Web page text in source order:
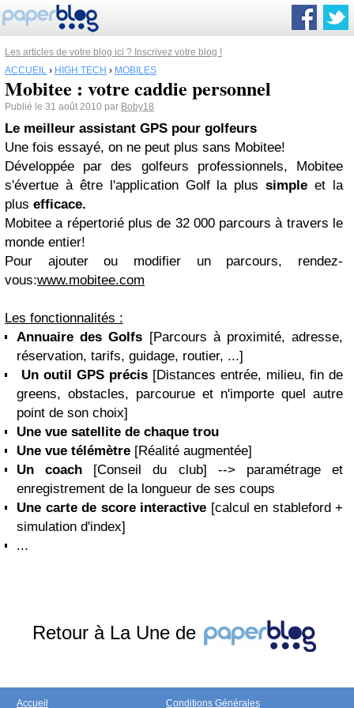
Les articles de votre blog ici ? Inscrivez votre blog !
ACCUEIL › HIGH TECH › MOBILES
Mobitee : votre caddie personnel
Publié le 31 août 2010 par Boby18
Le meilleur assistant GPS pour golfeurs
Une fois essayé, on ne peut plus sans Mobitee!
Développée par des golfeurs professionnels, Mobitee
s'évertue à être l'application Golf la plus simpleet la
plus efficace.
Mobitee a répertorié plus de 32 000 parcours à travers le
monde entier!
Pour ajouter ou modifier un parcours, rendez-
vous:www.mobitee.com
Les fonctionnalités :
Annuaire des Golfs [Parcours à proximité, adresse,
réservation, tarifs, guidage, routier, ...]
Un outil GPS précis [Distances entrée, milieu, fin de
greens, obstacles, parcourue et n'importe quel autre
point de son choix]
Une vue satellite de chaque trou
Une vue télémètre [Réalité augmentée]
Un coach [Conseil du club] --> paramétrage et
enregistrement de la longueur de ses coups
Une carte de score interactive [calcul en stableford +
simulation d'index]
...
Retour à La Une de
Accueil Conditions Générales